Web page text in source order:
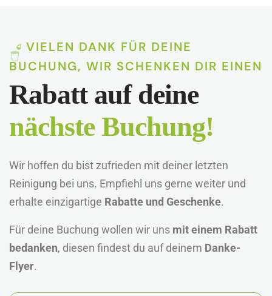
VIELEN DANK FÜR DEINE
BUCHUNG, WIR SCHENKEN DIR EINEN
Rabatt auf deine
nächste Buchung!
Wir hoffen du bist zufrieden mit deiner letzten
Reinigung bei uns. Empfiehl uns gerne weiter und
erhalte einzigartige Rabatte und Geschenke.
Für deine Buchung wollen wir uns mit einem Rabatt
bedanken, diesen findest du auf deinem Danke-
Flyer.